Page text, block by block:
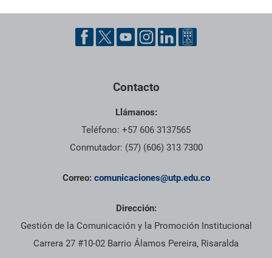
Contacto
Llámanos:
Teléfono: +57 606 3137565
Conmutador: (57) (606) 313 7300
Correo: comunicaciones@utp.edu.co
Dirección:
Gestión de la Comunicación y la Promoción Institucional
Carrera 27 #10-02 Barrio Álamos Pereira, Risaralda